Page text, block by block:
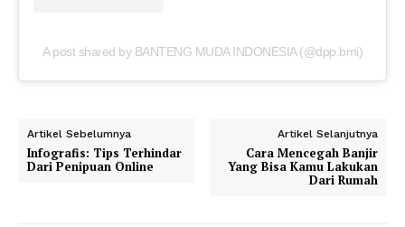
A post shared by BANTENG MUDA INDONESIA (@dpp.bmi)
Artikel Sebelumnya
Infografis: Tips Terhindar
Dari Penipuan Online
Artikel Selanjutnya
Cara Mencegah Banjir
Yang Bisa Kamu Lakukan
Dari Rumah